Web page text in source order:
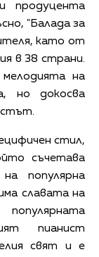
продуцента
"Балада за
като от
в 38 страни.
на
но докосва
стил,
съчетава
популярна
славата на
пианист
свят и е